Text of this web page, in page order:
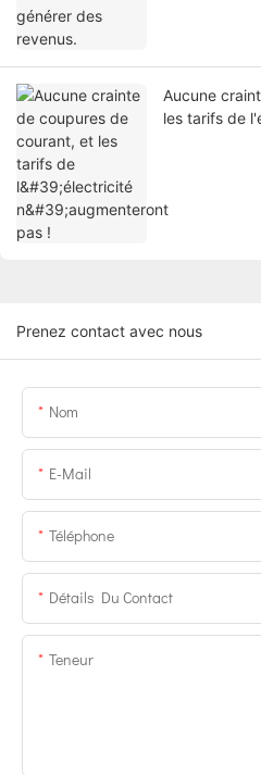
Aucune
les tarifs de
Prenez contact avec nous
Nom
E-Mail
Téléphone
Détails Du Contact
Teneur